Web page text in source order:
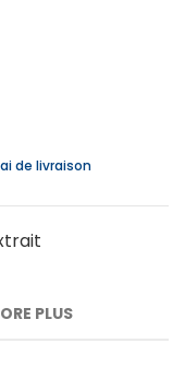
de livraison
PLUS